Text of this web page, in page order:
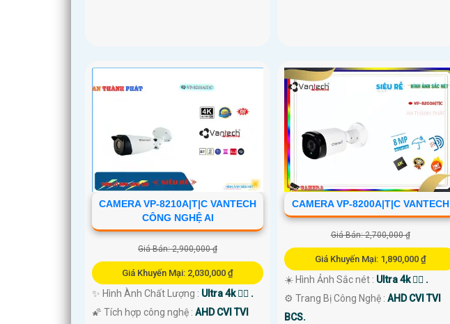
CAMERA VP-8210A|T|C VANTECH
CÔNG NGHỆ AI
Giá Bán: 2,900,000 ₫
Giá Khuyến Mại: 2,030,000 ₫
✨ Hình Ành Chất Lượng : Ultra 4k 👍🏾 .
🌠 Tích hợp công nghệ : AHD CVI TVI
CAMERA VP-8200A|T|C VANTECH
Giá Bán: 2,700,000 ₫
Giá Khuyến Mại: 1,890,000 ₫
☀️ Hình Ảnh Sắc nét : Ultra 4k 👍🏾 .
⚙ Trang Bị Công Nghệ :AHD CVI TVI
BCS.